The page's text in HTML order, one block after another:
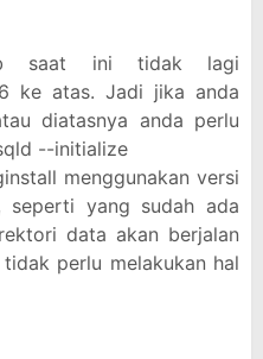
saat ini tidak lagi
ke atas. Jadi jika anda
diatasnya anda perlu
--initialize
menggunakan versi
seperti yang sudah ada
data akan berjalan
perlu melakukan hal